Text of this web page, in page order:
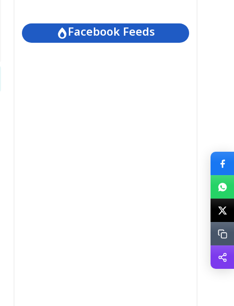
Facebook Feeds